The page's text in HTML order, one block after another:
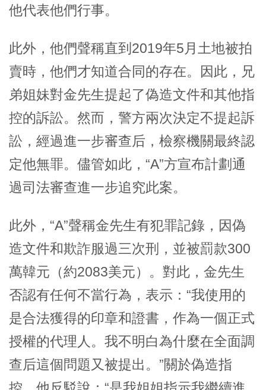
他代表他們行事。
此外，他們聲稱直到2019年5月土地被拍
賣時，他們才知道合同的存在。因此，兄
弟姐妹對金先生提起了偽造文件和其他指
控的訴訟。然而，警方兩次決定不提起訴
訟，經過進一步審查后，檢察機關最終認
定他無罪。儘管如此，“A”方宣布計劃通
過司法審查進一步追究此案。
此外，“A”聲稱金先生有犯罪記錄，因偽
造文件和欺詐服過三次刑，並被罰款300
萬韓元（約2083美元）。對此，金先生
否認有任何不當行為，表示：“我使用的
是合法獲得的印章和證書，作為一個正式
授權的代理人。我不明白為什麼在全面調
查后這個問題又被提出。”關於偽造指